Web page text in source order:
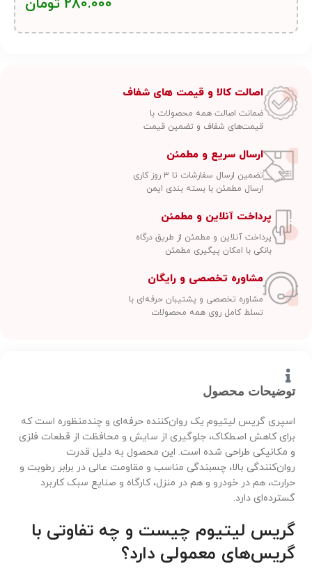
280.000 تومان
اصالت کالا و قیمت های شفاف
ضمانت اصالت همه محصولات با
قیمت‌های شفاف و تضمین قیمت
ارسال سریع و مطمئن
تضمین ارسال سفارشات تا ۳ روز کاری
ارسال مطمئن با بسته بندی ایمن
پرداخت آنلاین و مطمئن
پرداخت آنلاین و مطمئن از طریق درگاه
بانکی با امکان پیگیری مطمئن
مشاوره تخصصی و رایگان
مشاوره تخصصی و پشتیبان حرفه‌ای با
تسلط کامل روی همه محصولات
توضیحات محصول
اسپری گریس لیتیوم یک روان‌کننده حرفه‌ای و چندمنظوره است که
برای کاهش اصطکاک، جلوگیری از سایش و محافظت از قطعات فلزی
و مکانیکی طراحی شده است. این محصول به دلیل قدرت
روان‌کنندگی بالا، چسبندگی مناسب و مقاومت عالی در برابر رطوبت و
حرارت، هم در خودرو و هم در منزل، کارگاه و صنایع سبک کاربرد
گسترده‌ای دارد.
گریس لیتیوم چیست و چه تفاوتی با
گریس‌های معمولی دارد؟